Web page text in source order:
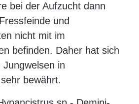
bei der Aufzucht dann
und
nicht mit im
befinden. Daher hat sich
in
bewährt.